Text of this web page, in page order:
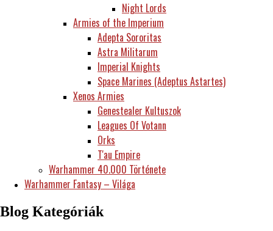
Night Lords
Armies of the Imperium
Adepta Sororitas
Astra Militarum
Imperial Knights
Space Marines (Adeptus Astartes)
Xenos Armies
Genestealer Kultuszok
Leagues Of Votann
Orks
T'au Empire
Warhammer 40.000 Története
Warhammer Fantasy – Világa
Blog Kategóriák